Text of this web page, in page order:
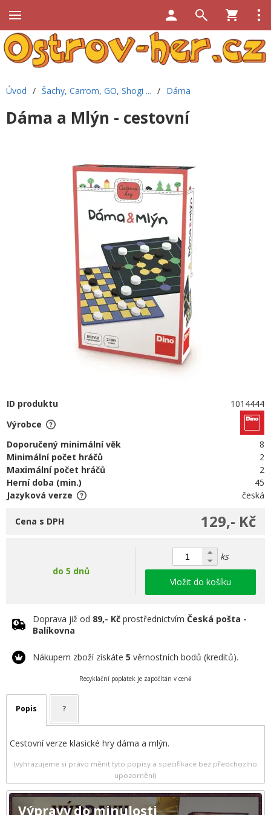
Úvod / Šachy, Carrom, GO, Shogi ... / Dáma
Dáma a Mlýn - cestovní
ID produktu
1014444
Výrobce
Doporučený minimální věk
8
Minimální počet hráčů
2
Maximální počet hráčů
2
Herní doba (min.)
45
Jazyková verze
česká
129,- Kč
Cena s DPH
do 5 dnů
ks
Vložit do košíku
Doprava již od 89,- Kč prostřednictvím Česká pošta -
Balíkovna
Nákupem zboží získáte 5 věrnostních bodů (kreditů).
Recyklační poplatek je započítán v ceně
Popis ?
Cestovní verze klasické hry dáma a mlýn.
(vyhrazujeme si právo měnit tyto popisy a specifikace bez předchozího
upozornění)
Výpravy do minulosti